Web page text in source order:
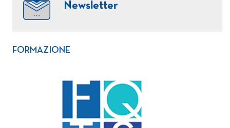
Newsletter
FORMAZIONE